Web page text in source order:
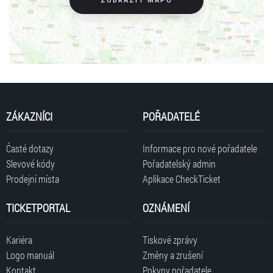
ZÁKAZNÍCI
Časté dotazy
Slevové kódy
Prodejní místa
POŘADATELÉ
Informace pro nové pořadatele
Pořadatelský admin
Aplikace CheckTicket
TICKETPORTAL
Kariéra
Logo manuál
Kontakt
OZNÁMENÍ
Tiskové zprávy
Změny a zrušení
Pokyny pořadatele